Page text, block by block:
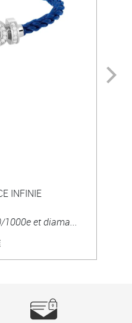
INFINIE
1000e et diama...